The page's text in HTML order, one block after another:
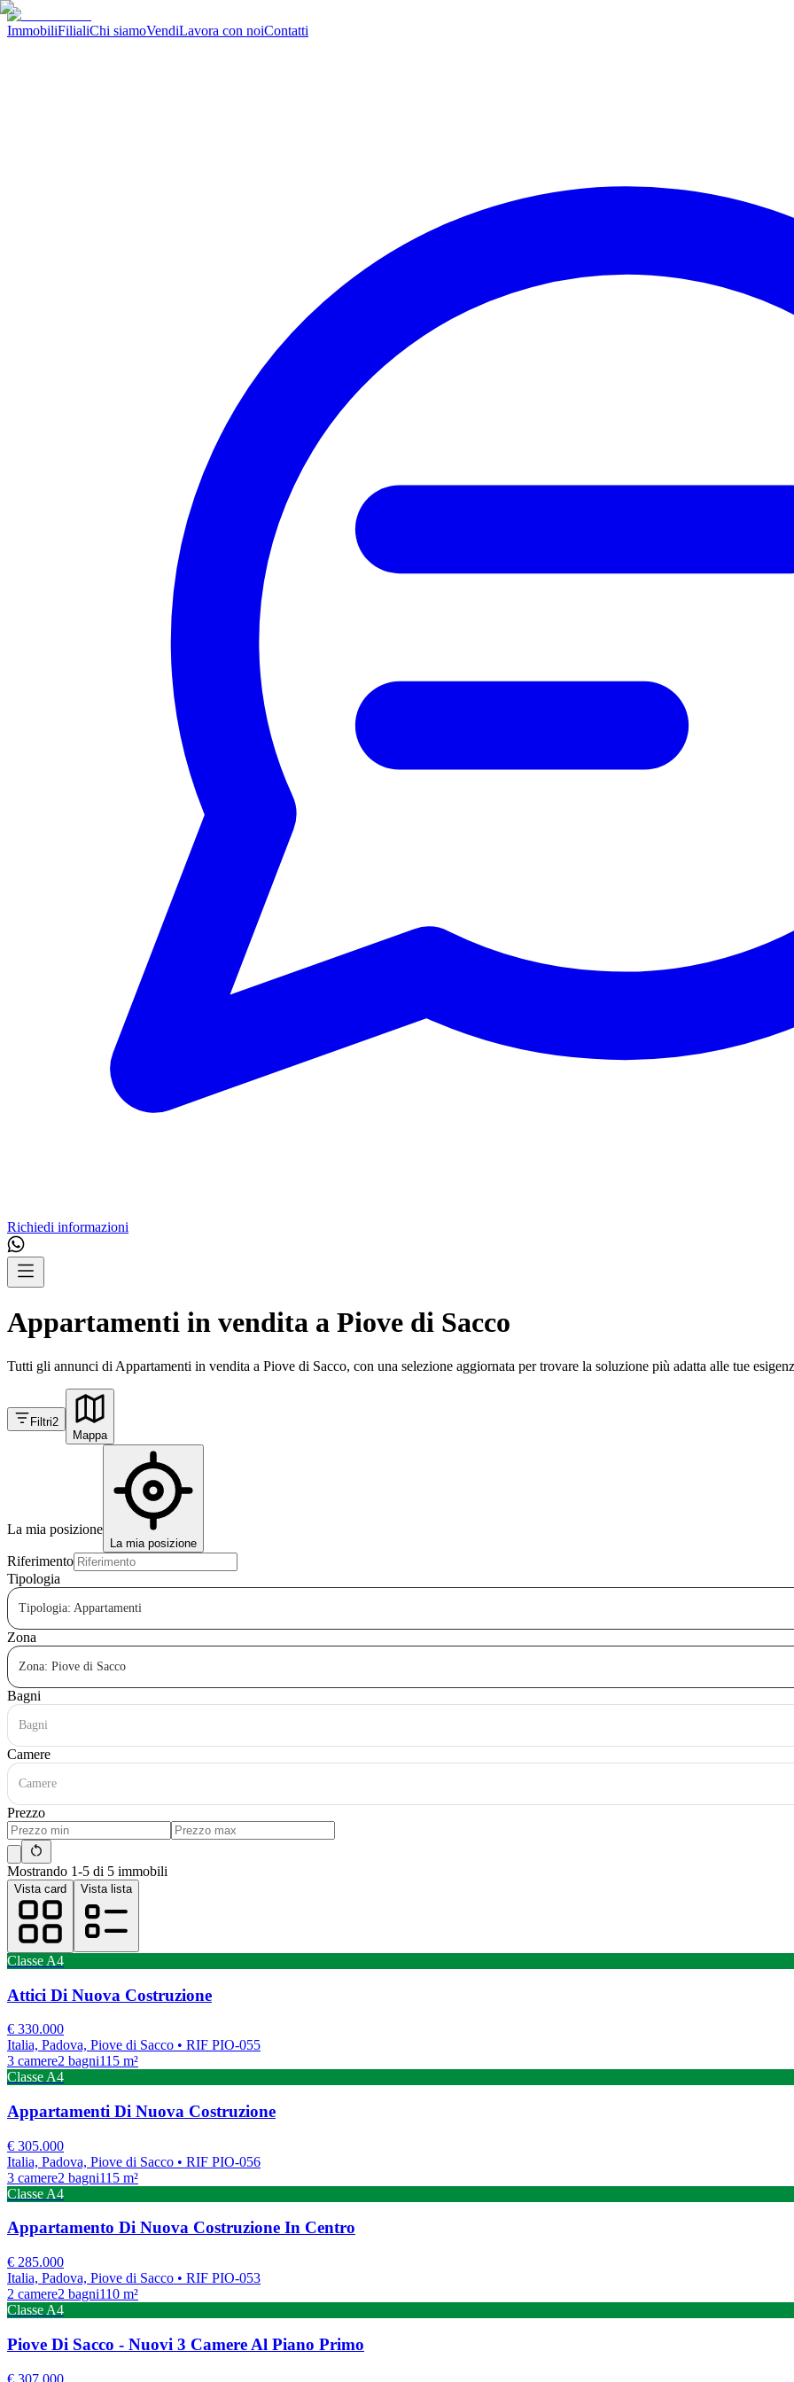
ImmobiliFilialiChi siamoVendiLavora con noiContatti
Richiedi informazioni
Appartamenti in vendita a Piove di Sacco
Tutti gli annunci di Appartamenti in vendita a Piove di Sacco, con una selezione aggiornata per trovare la soluzione più adatta alle tue
Filtri2
Mappa
La mia posizione
La mia posizione
Riferimento
Tipologia
Tipologia: Appartamenti
Zona
Zona: Piove di Sacco
Bagni
Bagni
Camere
Camere
Prezzo
Mostrando 1-5 di 5 immobili
Vista card Vista lista
Classe A4
Attici Di Nuova Costruzione
€ 330.000
Italia, Padova, Piove di Sacco • RIF PIO-055
3 camere2 bagni115 m²
Classe A4
Appartamenti Di Nuova Costruzione
€ 305.000
Italia, Padova, Piove di Sacco • RIF PIO-056
3 camere2 bagni115 m²
Classe A4
Appartamento Di Nuova Costruzione In Centro
€ 285.000
Italia, Padova, Piove di Sacco • RIF PIO-053
2 camere2 bagni110 m²
Classe A4
Piove Di Sacco - Nuovi 3 Camere Al Piano Primo
€ 307.000